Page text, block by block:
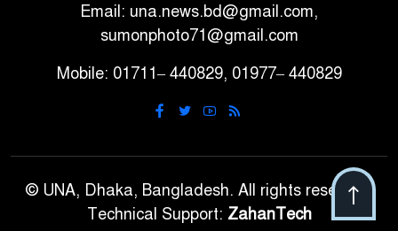
আ.লীগ ও বিএনপির বিরুদ্ধে
নাহিদ
ঢাবিতে মাথায় কাঁঠাল পড়ে মালির
Email: una.news.bd@gmail.com,
sumonphoto71@gmail.com
Mobile: 01711– 440829, 01977– 440829
© UNA, Dhaka, Bangladesh. All rights reserved.
Technical Support: ZahanTech